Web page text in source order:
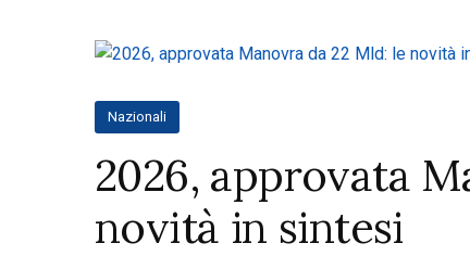
Nazionali
2026, approvata
novità in sintesi